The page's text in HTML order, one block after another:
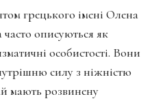
грецького імені Олена
описуються як
особистості. Вони
силу з ніжністю
мають розвинену